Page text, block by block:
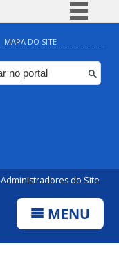
Simplifique!
Comunica BR
Participe
MAPA DO SITE
Administradores do Site
MENU